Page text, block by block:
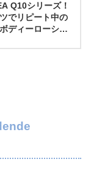
Q10シリーズ！
でリピート中の
ディーローショ